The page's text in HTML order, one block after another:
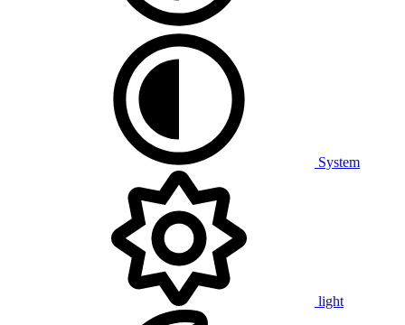
System
light